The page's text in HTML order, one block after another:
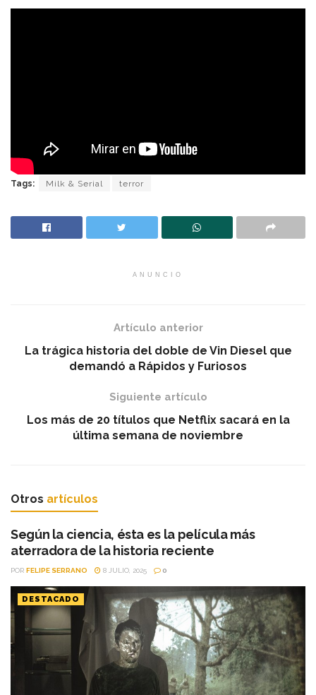
Tags: Milk & Serial terror
ANUNCIO
Artículo anterior
La trágica historia del doble de Vin Diesel que
demandó a Rápidos y Furiosos
Siguiente artículo
Los más de 20 títulos que Netflix sacará en la
última semana de noviembre
Otros artículos
Según la ciencia, ésta es la película más
aterradora de la historia reciente
POR FELIPE SERRANO 8 JULIO, 2025 0
DESTACADO